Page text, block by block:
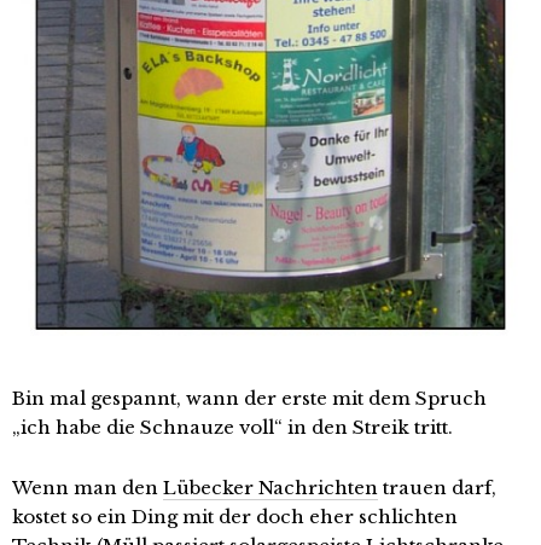
Bin mal gespannt, wann der erste mit dem Spruch
„ich habe die Schnauze voll“ in den Streik tritt.
Wenn man den Lübecker Nachrichten trauen darf,
kostet so ein Ding mit der doch eher schlichten